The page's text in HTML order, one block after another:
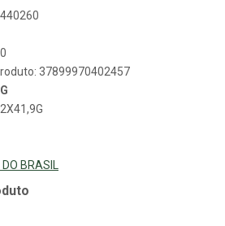
37899970402457
DO BRASIL